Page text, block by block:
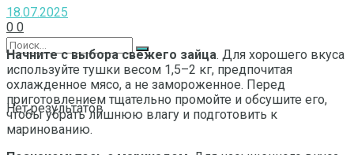
Нет результатов
18.07.2025
0 0
Начните с выбора свежего зайца. Для хорошего вкуса
используйте тушки весом 1,5–2 кг, предпочитая
охлажденное мясо, а не замороженное. Перед
приготовлением тщательно промойте и обсушите его,
чтобы убрать лишнюю влагу и подготовить к
маринованию.